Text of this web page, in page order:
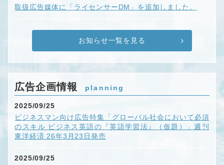
取扱広告媒体に「ライセンサーDM」を追加しました。
お知らせ一覧を見る
広告企画情報 planning
2025/09/25
ビジネスマン向け広告特集「グローバル社会において必須
のスキル ビジネス英語の『英語学習法』（仮題）」週刊
東洋経済 26年3月23日発売
2025/09/25